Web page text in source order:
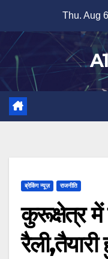
content
Thu. Aug
ब्रेकिंग न्यूज़ राजनीति
कुरूक्षेत्र में
रैली,तैयारी